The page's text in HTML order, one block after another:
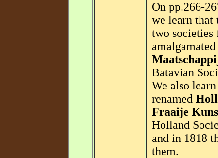
On pp.266-
we learn that
two societies
Batavian
We also
renamed
Fraaije
Holland
and in 1818
them.